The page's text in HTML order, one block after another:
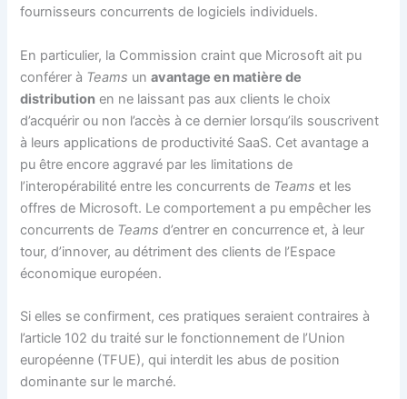
fournisseurs concurrents de logiciels individuels.
En particulier, la Commission craint que Microsoft ait pu
conférer à Teams unavantage en matière de
distribution en ne laissant pas aux clients le choix
d’acquérir ou non l’accès à ce dernier lorsqu’ils souscrivent
à leurs applications de productivité SaaS. Cet avantage a
pu être encore aggravé par les limitations de
l’interopérabilité entre les concurrents de Teams et les
offres de Microsoft. Le comportement a pu empêcher les
concurrents de Teams d’entrer en concurrence et, à leur
tour, d’innover, au détriment des clients de l’Espace
économique européen.
Si elles se confirment, ces pratiques seraient contraires à
l’article 102 du traité sur le fonctionnement de l’Union
européenne (TFUE), qui interdit les abus de position
dominante sur le marché.